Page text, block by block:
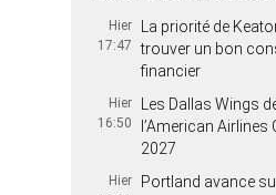
Hier
17:47
La priorité de
trouver un bon
financier
Hier
16:50
Les Dallas Wings
l’American Airlines
2027
Hier
Portland avance